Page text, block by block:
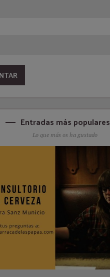
Entradas más populares
Lo que más os ha gustado